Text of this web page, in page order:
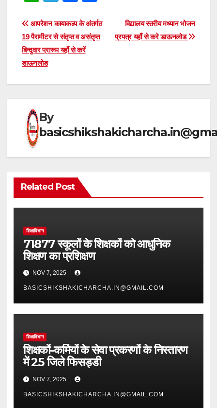
at
s
A
p
p
e
gr
a
c
e
b
o
ar
e
Post
navigation
विद्यालय स्तरीय मध्यान भोजन
प्रपत्र यहाँ से करे डाऊनलोड
आपरेशन कायाकल्प के अंतर्गत
19 पैरामीटर से संतृप्त व असंतृप्त
बिन्दुवार प्रारूप यहाँ से करें
डाऊनलोड
By
Related Post
शिक्षाविभाग
71877 स्कूलों के शिक्षकों को आधुनिक
शिक्षण का प्रशिक्षण
NOV 7, 2025
BASICSHIKSHAKICHARCHA.IN@GMAIL.COM
शिक्षाविभाग
शिक्षकों-कर्मियों के सेवा प्रकरणों के निस्तारण
में 25 जिले फिसड्डी
NOV 7, 2025
BASICSHIKSHAKICHARCHA.IN@GMAIL.COM